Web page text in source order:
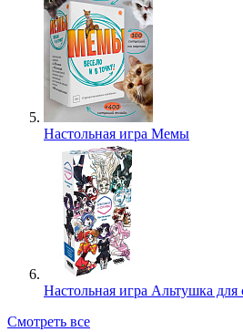
Настольная игра Мемы
Настольная игра Альтушка для
Смотреть все